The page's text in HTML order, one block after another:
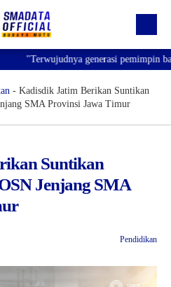
"Terwujudnya generasi pemimpin
- Kadisdik Jatim Berikan Suntikan
SMA Provinsi Jawa Timur
Suntikan
Jenjang SMA
Pendidikan